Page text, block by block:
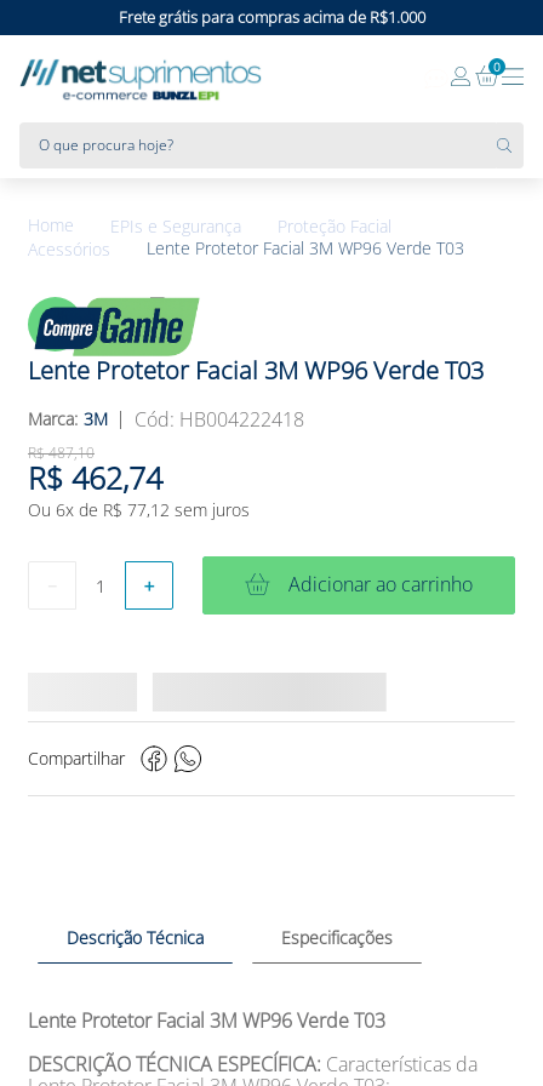
Frete grátis para compras acima de R$1.000
0
EPIs e Segurança
Proteção Facial
Acessórios
Lente Protetor Facial 3M WP96 Verde T03
5%
OFF
Lente Protetor Facial 3M WP96 Verde T03
3M : HB004222418
R$487,10
R$ 462,74
Ou 6x de R$ 77,12 sem juros
＋ Adicionar ao carrinho
Compartilhar
Descrição Técnica Especificações
Lente Protetor Facial 3M WP96 Verde T03
DESCRIÇÃO TÉCNICA ESPECÍFICA: Características da